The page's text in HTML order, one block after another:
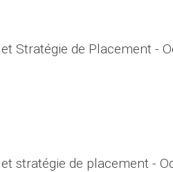
Stratégie de Placement -
stratégie de placement -